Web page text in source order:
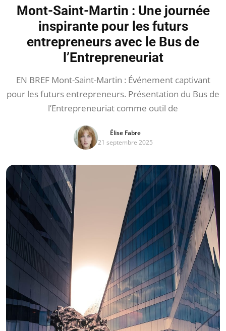
Mont-Saint-Martin : Une journée
inspirante pour les futurs
entrepreneurs avec le Bus de
l’Entrepreneuriat
EN BREF Mont-Saint-Martin : Événement captivant
pour les futurs entrepreneurs. Présentation du Bus de
l’Entrepreneuriat comme outil de
Élise Fabre
21 septembre 2025